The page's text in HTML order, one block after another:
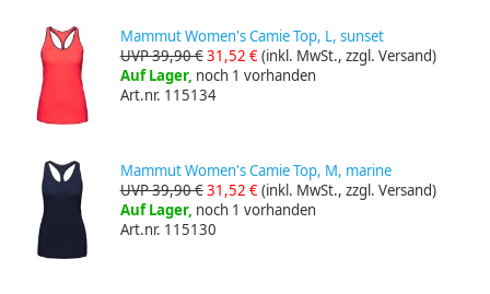
Mammut Women's Camie Top, L, sunset
UVP 39,90 €31,52 €(inkl. MwSt., zzgl. Versand)
Auf Lager, noch 1 vorhanden
Art.nr. 115134
Mammut Women's Camie Top, M, marine
UVP 39,90 €31,52 €(inkl. MwSt., zzgl. Versand)
Auf Lager, noch 1 vorhanden
Art.nr. 115130